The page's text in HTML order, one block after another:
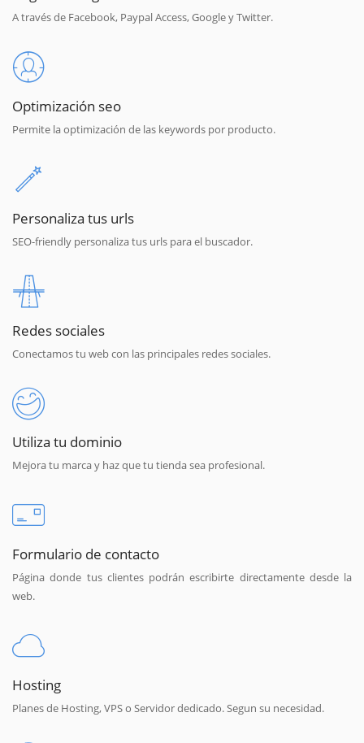
A través de Facebook, Paypal Access, Google y Twitter.
Optimización seo
Permite la optimización de las keywords por producto.
Personaliza tus urls
SEO-friendly personaliza tus urls para el buscador.
Redes sociales
Conectamos tu web con las principales redes sociales.
Utiliza tu dominio
Mejora tu marca y haz que tu tienda sea profesional.
Formulario de contacto
Página donde tus clientes podrán escribirte directamente desde la
web.
Hosting
Planes de Hosting, VPS o Servidor dedicado. Segun su necesidad.